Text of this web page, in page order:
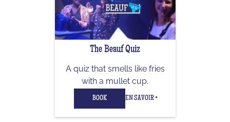
The Beauf Quiz
A quiz that smells like fries
with a mullet cup.
BOOK EN SAVOIR +